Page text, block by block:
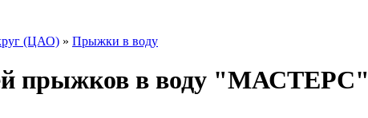
(ЦАО) » Прыжки в воду
прыжков в воду "МАСТЕРС"